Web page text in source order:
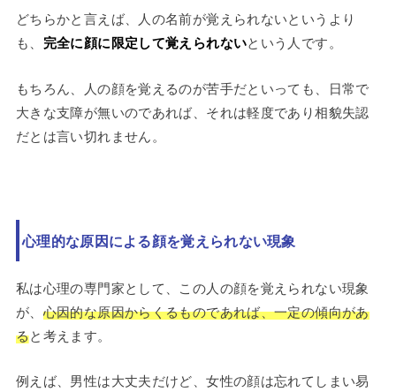
どちらかと言えば、人の名前が覚えられないというより
も、 完全に顔に限定して覚えられないという人です。
もちろん、人の顔を覚えるのが苦手だといっても、日常で
大きな支障が無いのであれば、それは軽度であり相貌失認
だとは言い切れません。
心理的な原因による顔を覚えられない現象
私は心理の専門家として、この人の顔を覚えられない現象
が、 心因的な原因からくるものであれば、一定の傾向があ
ると考えます。
例えば、男性は大丈夫だけど、女性の顔は忘れてしまい易